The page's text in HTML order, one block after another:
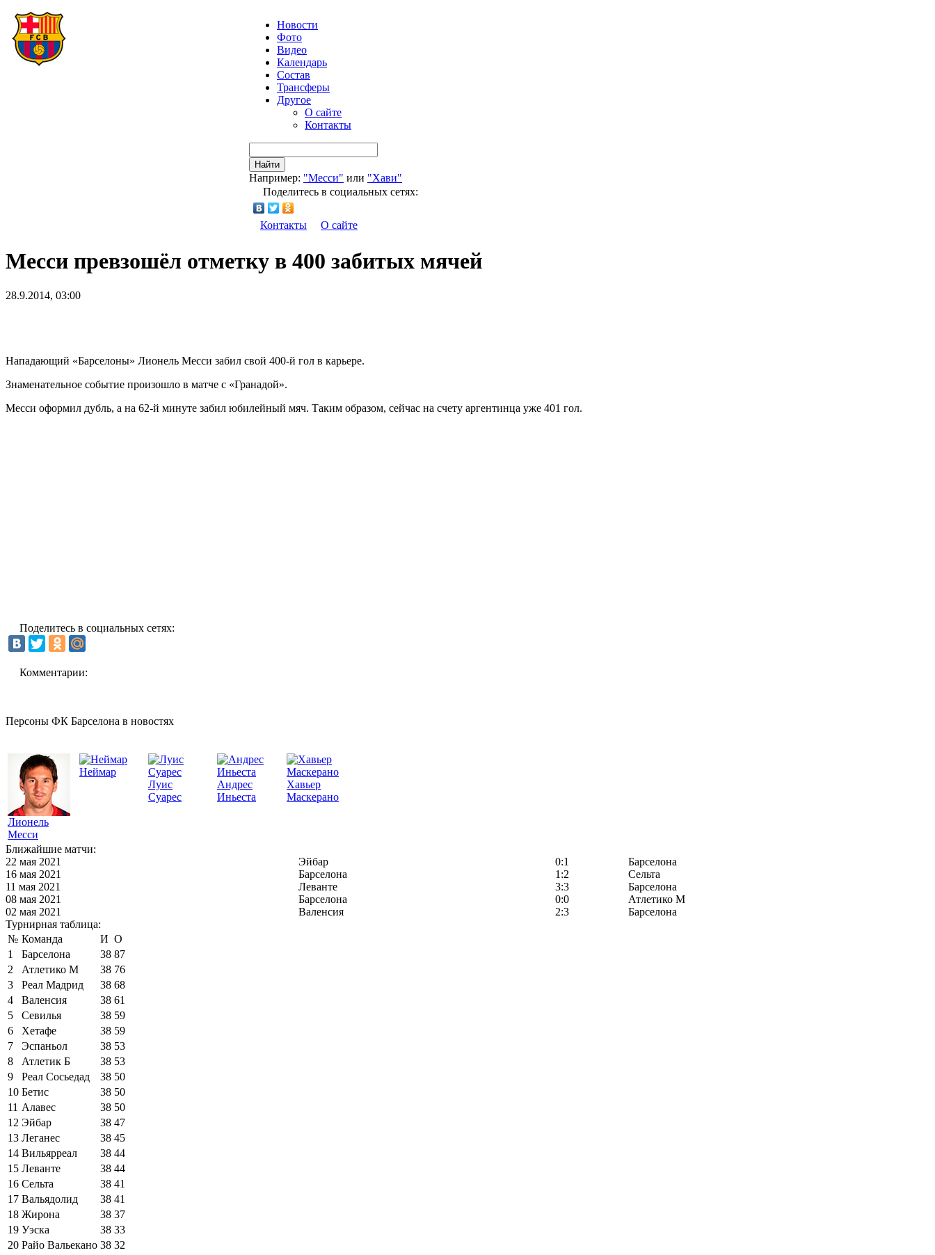
Новости
Фото
Видео
Календарь
Состав
Трансферы
Другое
О сайте
Контакты
Найти
Например: "Месси" или "Хави"
Поделитесь в социальных сетях:
Контакты О сайте
Месси превзошёл отметку в 400 забитых мячей
28.9.2014, 03:00
Нападающий «Барселоны» Лионель Месси забил свой 400-й гол в карьере.
Знаменательное событие произошло в матче с «Гранадой».
Месси оформил дубль, а на 62-й минуте забил юбилейный мяч. Таким образом, сейчас на счету аргентинца уже 401 гол.
Поделитесь в социальных сетях:
Комментарии:
Персоны ФК Барселона в новостях
Лионель
Месси
Неймар
Луис
Суарес
Андрес
Иньеста
Хавьер
Маскерано
Ближайшие матчи:
22 мая 2021
Эйбар 0:1
Барселона
16 мая 2021
Барселона 1:2
Сельта
11 мая 2021
Леванте 3:3
Барселона
08 мая 2021
Барселона 0:0
Атлетико М
02 мая 2021
Валенсия 2:3
Барселона
Турнирная таблица:
№ Команда И О
1
Барселона 38 87
2
Атлетико М 38 76
3
Реал Мадрид 38 68
4
Валенсия 38 61
5
Севилья 38 59
6
Хетафе 38 59
7
Эспаньол 38 53
8
Атлетик Б 38 53
9
Реал Сосьедад 38 50
10 Бетис 38 50
11 Алавес 38 50
12 Эйбар 38 47
13 Леганес 38 45
14 Вильярреал 38 44
15 Леванте 38 44
16 Сельта 38 41
17 Вальядолид 38 41
18 Жирона 38 37
19 Уэска 38 33
20 Райо Вальекано 38 32